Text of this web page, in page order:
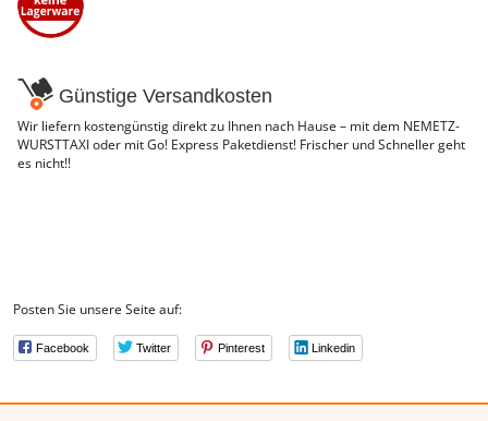
Günstige Versandkosten
Wir liefern kostengünstig direkt zu Ihnen nach Hause – mit dem NEMETZ-
WURSTTAXI oder mit Go! Express Paketdienst! Frischer und Schneller geht
es nicht!!
Posten Sie unsere Seite auf:
Facebook Twitter Pinterest Linkedin